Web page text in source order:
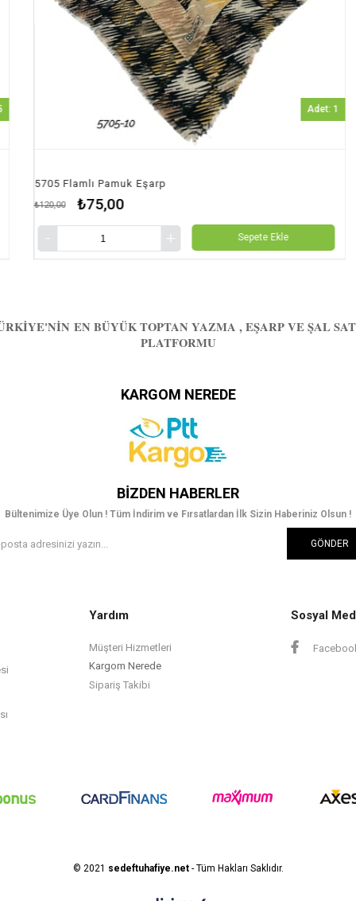
Flamlı Pamuk Eşarp
₺75,00
Sepete Ekle
EN BÜYÜK TOPTAN YAZMA , EŞARP VE ŞAL
PLATFORMU
KARGOM NEREDE
BIZDEN HABERLER
Bültenimize Üye Olun ! Tüm İndirim ve Fırsatlardan İlk Sizin Haberiniz Olsun !
GÖNDER
Yardım
Müşteri Hizmetleri
Kargom Nerede
Sipariş Takibi
Sosyal
© 2021 sedeftuhafiye.net- Tüm Hakları Saklıdır.